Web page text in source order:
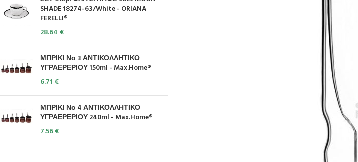
SHADE 18274-63/White - ORIANA
FERELLI®
28.64 €
ΜΠΡΙΚΙ Νο 3 ΑΝΤΙΚΟΛΛΗΤΙΚΟ
ΥΓΡΑΕΡΕΡΙΟΥ 150ml - Max.Home®
6.71 €
ΜΠΡΙΚΙ Νο 4 ΑΝΤΙΚΟΛΛΗΤΙΚΟ
ΥΓΡΑΕΡΕΡΙΟΥ 240ml - Max.Home®
7.56€